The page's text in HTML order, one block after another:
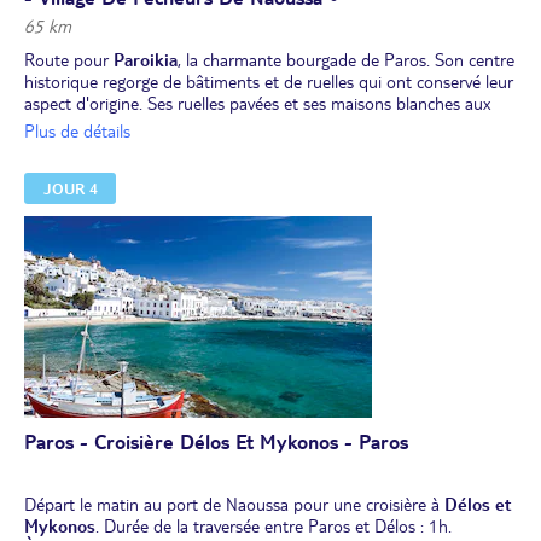
65 km
Route pour Paroikia, la charmante bourgade de Paros. Son centre
historique regorge de bâtiments et de ruelles qui ont conservé leur
aspect d'origine. Ses ruelles pavées et ses maisons blanches aux
volets bleus forment un dédale étroit qui constitue un véritable
Visite duMusée Archéologique
d'artefacts allant de l'ère néolithique jusqu'à l'époque romaine,
puis découverte d'une des plus anciennes églises de Paroikia,
Panagia Ekatontapyliani (l'église aux cent portes), l'une des plus
anciennes églises du pays construite vers 400 après J.-C. C'est
aussi l'un des sites de pèlerinage les plus importants de toute la
Grèce.
Déjeuner.
Route pourPiso Livadipour une pause baignade.
En parcourant les oliveraies vieilles de plus de 3 000 ans, route vers
le petit village de montagne deLefkés,ancienne capitale de l'île.
Puis, découverte deNáoussasur la côte nord, avec son petit port
de pêche et son fort vénitien datant du 15e siècle.
Dîner libre à Paros.
Plus de détails
JOUR 4
Paros - Croisière Délos Et Mykonos - Paros
Départ le matin au port de Naoussa pour une croisière à Délos et
Mykonos. Durée de la traversée entre Paros et Délos : 1h.